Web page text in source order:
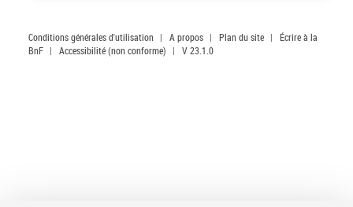
Conditions générales d'utilisation | A propos | Plan du site |
Écrire à la
BnF | Accessibilité (non conforme) | V 23.1.0